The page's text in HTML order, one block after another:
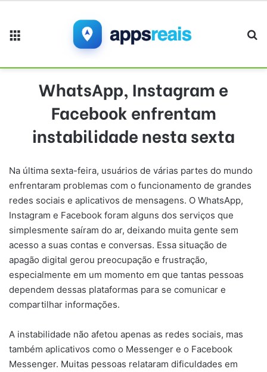
WhatsApp, Instagram e
Facebook enfrentam
instabilidade nesta sexta
Na última sexta-feira, usuários de várias partes do mundo
enfrentaram problemas com o funcionamento de grandes
redes sociais e aplicativos de mensagens. O WhatsApp,
Instagram e Facebook foram alguns dos serviços que
simplesmente saíram do ar, deixando muita gente sem
acesso a suas contas e conversas. Essa situação de
apagão digital gerou preocupação e frustração,
especialmente em um momento em que tantas pessoas
dependem dessas plataformas para se comunicar e
compartilhar informações.
A instabilidade não afetou apenas as redes sociais, mas
também aplicativos como o Messenger e o Facebook
Messenger. Muitas pessoas relataram dificuldades em